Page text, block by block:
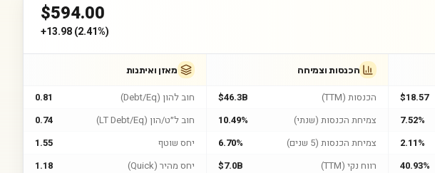
$594.00
+13.98(2.41%)
$18.57
7.52%
2.11%
40.93%
הכנסות וצמיחה
הכנסות (TTM)
$46.3B
צמיחת הכנסות (שנתי)
10.49%
צמיחת הכנסות (5 שנים)
6.70%
רווח נקי (TTM)
$7.0B
מאזן ואיתנות
חוב להון (Debt/Eq)
0.81
חוב ל״ט/הון (LT Debt/Eq)
0.74
יחס שוטף
1.55
יחס מהיר (Quick)
1.18